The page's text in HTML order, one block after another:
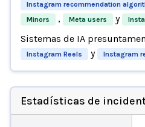
Instagram recommendation
Minors , Meta users y
Sistemas de IA
Instagram Reels y Instagram
Estadísticas de